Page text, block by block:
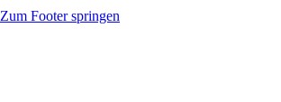
Zum Footer springen